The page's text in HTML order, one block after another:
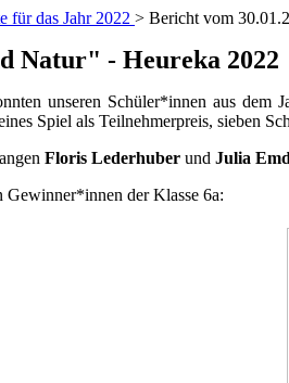
für das Jahr 2022 > Bericht vom
Natur" - Heureka 2022
unseren Schüler*innen aus dem
Spiel als Teilnehmerpreis, sieben
Floris Lederhuber und Julia
der Klasse 6a: